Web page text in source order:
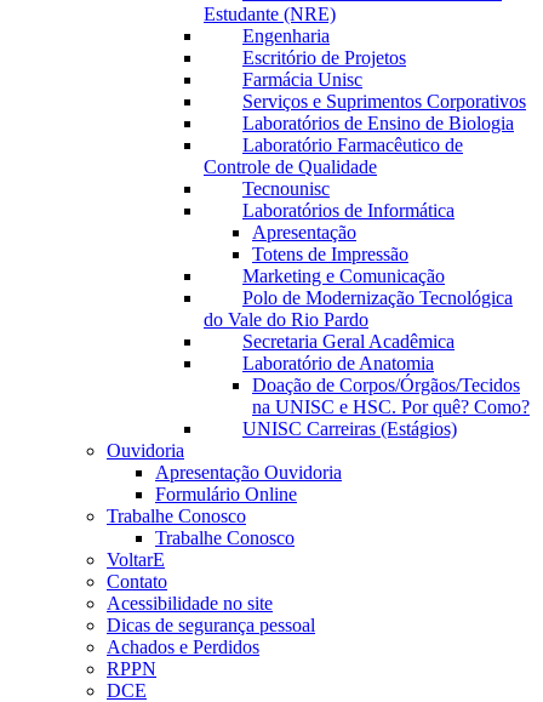
Estudante (NRE)
Engenharia
Escritório de Projetos
Farmácia Unisc
Serviços e Suprimentos Corporativos
Laboratórios de Ensino de Biologia
Laboratório Farmacêutico de
Controle de Qualidade
Tecnounisc
Laboratórios de Informática
Apresentação
Totens de Impressão
Marketing e Comunicação
Polo de Modernização Tecnológica
do Vale do Rio Pardo
Secretaria Geral Acadêmica
Laboratório de Anatomia
Doação de Corpos/Órgãos/Tecidos
na UNISC e HSC. Por quê? Como?
UNISC Carreiras (Estágios)
Ouvidoria
Apresentação Ouvidoria
Formulário Online
Trabalhe Conosco
Trabalhe Conosco
VoltarE
Contato
Acessibilidade no site
Dicas de segurança pessoal
Achados e Perdidos
RPPN
DCE